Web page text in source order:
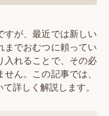
すが、最近では新しい
までおむつに頼ってい
入れることで、その必
ん。この記事では、
詳しく解説します。